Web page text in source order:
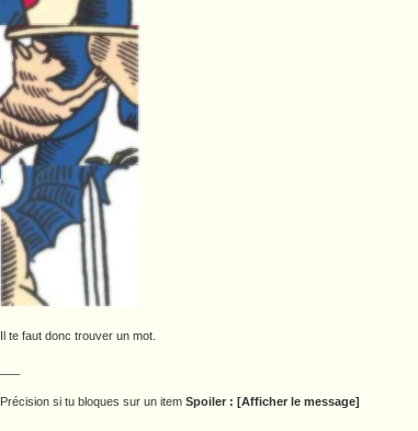
Il te faut donc trouver un mot.
Précision si tu bloques sur un item Spoiler : [Afficher le message]